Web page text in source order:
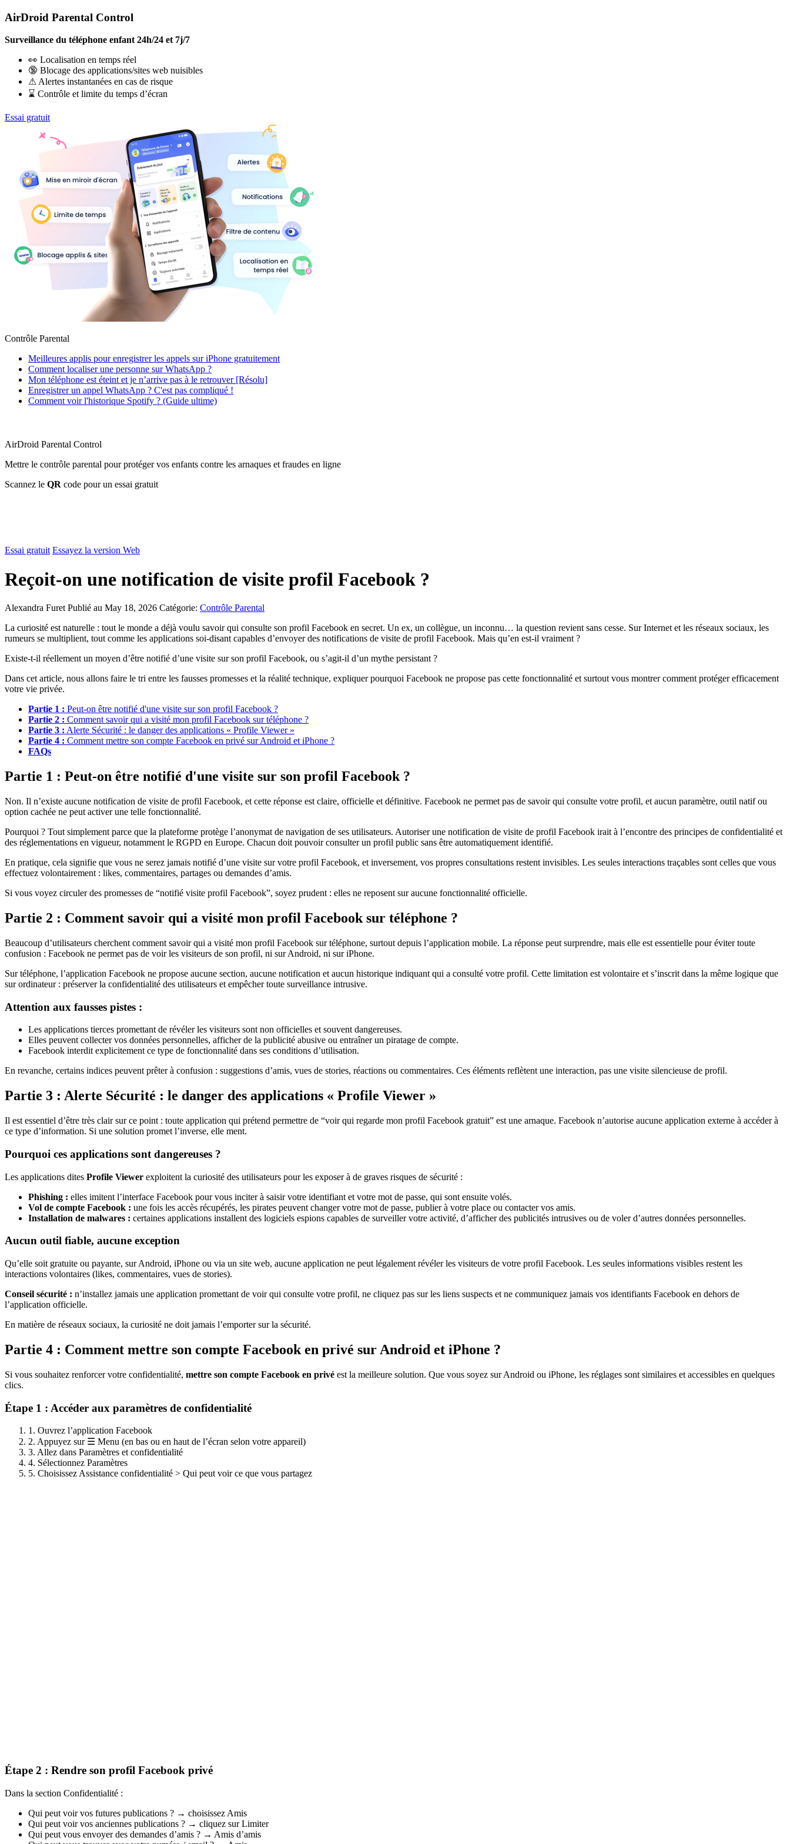
AirDroid Parental Control
Surveillance du téléphone enfant 24h/24 et 7j/7
👀 Localisation en temps réel
🔞 Blocage des applications/sites web nuisibles
⚠ Alertes instantanées en cas de risque
⌛ Contrôle et limite du temps d’écran
Essai gratuit
Contrôle Parental
Meilleures applis pour enregistrer les appels sur iPhone gratuitement
Comment localiser une personne sur WhatsApp ?
Mon téléphone est éteint et je n’arrive pas à le retrouver [Résolu]
Enregistrer un appel WhatsApp ? C'est pas compliqué !
Comment voir l'historique Spotify ? (Guide ultime)
AirDroid Parental Control
Mettre le contrôle parental pour protéger vos enfants contre les arnaques et fraudes en ligne
Scannez le QR code pour un essai gratuit
Essai gratuit Essayez la version Web
Reçoit-on une notification de visite profil Facebook ?
Alexandra Furet Publié au May 18, 2026 Catégorie: Contrôle Parental
La curiosité est naturelle : tout le monde a déjà voulu savoir qui consulte son profil Facebook en secret. Un ex, un collègue, un inconnu… la question revient sans cesse. Sur Internet et les réseaux sociaux, les
rumeurs se multiplient, tout comme les applications soi-disant capables d’envoyer des notifications de visite de profil Facebook. Mais qu’en est-il vraiment ?
Existe-t-il réellement un moyen d’être notifié d’une visite sur son profil Facebook, ou s’agit-il d’un mythe persistant ?
Dans cet article, nous allons faire le tri entre les fausses promesses et la réalité technique, expliquer pourquoi Facebook ne propose pas cette fonctionnalité et surtout vous montrer comment protéger efficacement
votre vie privée.
Partie 1 : Peut-on être notifié d'une visite sur son profil Facebook ?
Partie 2 : Comment savoir qui a visité mon profil Facebook sur téléphone ?
Partie 3 : Alerte Sécurité : le danger des applications « Profile Viewer »
Partie 4 : Comment mettre son compte Facebook en privé sur Android et iPhone ?
FAQs
Partie 1 : Peut-on être notifié d'une visite sur son profil Facebook ?
Non. Il n’existe aucune notification de visite de profil Facebook, et cette réponse est claire, officielle et définitive. Facebook ne permet pas de savoir qui consulte votre profil, et aucun paramètre, outil natif ou
option cachée ne peut activer une telle fonctionnalité.
Pourquoi ? Tout simplement parce que la plateforme protège l’anonymat de navigation de ses utilisateurs. Autoriser une notification de visite de profil Facebook irait à l’encontre des principes de confidentialité et
des réglementations en vigueur, notamment le RGPD en Europe. Chacun doit pouvoir consulter un profil public sans être automatiquement identifié.
En pratique, cela signifie que vous ne serez jamais notifié d’une visite sur votre profil Facebook, et inversement, vos propres consultations restent invisibles. Les seules interactions traçables sont celles que vous
effectuez volontairement : likes, commentaires, partages ou demandes d’amis.
Si vous voyez circuler des promesses de “notifié visite profil Facebook”, soyez prudent : elles ne reposent sur aucune fonctionnalité officielle.
Partie 2 : Comment savoir qui a visité mon profil Facebook sur téléphone ?
Beaucoup d’utilisateurs cherchent comment savoir qui a visité mon profil Facebook sur téléphone, surtout depuis l’application mobile. La réponse peut surprendre, mais elle est essentielle pour éviter toute
confusion : Facebook ne permet pas de voir les visiteurs de son profil, ni sur Android, ni sur iPhone.
Sur téléphone, l’application Facebook ne propose aucune section, aucune notification et aucun historique indiquant qui a consulté votre profil. Cette limitation est volontaire et s’inscrit dans la même logique que
sur ordinateur : préserver la confidentialité des utilisateurs et empêcher toute surveillance intrusive.
Attention aux fausses pistes :
Les applications tierces promettant de révéler les visiteurs sont non officielles et souvent dangereuses.
Elles peuvent collecter vos données personnelles, afficher de la publicité abusive ou entraîner un piratage de compte.
Facebook interdit explicitement ce type de fonctionnalité dans ses conditions d’utilisation.
En revanche, certains indices peuvent prêter à confusion : suggestions d’amis, vues de stories, réactions ou commentaires. Ces éléments reflètent une interaction, pas une visite silencieuse de profil.
Partie 3 : Alerte Sécurité : le danger des applications « Profile Viewer »
Il est essentiel d’être très clair sur ce point : toute application qui prétend permettre de “voir qui regarde mon profil Facebook gratuit” est une arnaque. Facebook n’autorise aucune application externe à accéder à
ce type d’information. Si une solution promet l’inverse, elle ment.
Pourquoi ces applications sont dangereuses ?
Les applications dites Profile Viewer exploitent la curiosité des utilisateurs pour les exposer à de graves risques de sécurité :
Phishing : elles imitent l’interface Facebook pour vous inciter à saisir votre identifiant et votre mot de passe, qui sont ensuite volés.
Vol de compte Facebook : une fois les accès récupérés, les pirates peuvent changer votre mot de passe, publier à votre place ou contacter vos amis.
Installation de malwares : certaines applications installent des logiciels espions capables de surveiller votre activité, d’afficher des publicités intrusives ou de voler d’autres données personnelles.
Aucun outil fiable, aucune exception
Qu’elle soit gratuite ou payante, sur Android, iPhone ou via un site web, aucune application ne peut légalement révéler les visiteurs de votre profil Facebook. Les seules informations visibles restent les
interactions volontaires (likes, commentaires, vues de stories).
Conseil sécurité : n’installez jamais une application promettant de voir qui consulte votre profil, ne cliquez pas sur les liens suspects et ne communiquez jamais vos identifiants Facebook en dehors de
l’application officielle.
En matière de réseaux sociaux, la curiosité ne doit jamais l’emporter sur la sécurité.
Partie 4 : Comment mettre son compte Facebook en privé sur Android et iPhone ?
Si vous souhaitez renforcer votre confidentialité, mettre son compte Facebook en privé est la meilleure solution. Que vous soyez sur Android ou iPhone, les réglages sont similaires et accessibles en quelques
clics.
Étape 1 : Accéder aux paramètres de confidentialité
1. Ouvrez l’application Facebook
2. Appuyez sur ☰ Menu (en bas ou en haut de l’écran selon votre appareil)
3. Allez dans Paramètres et confidentialité
4. Sélectionnez Paramètres
5. Choisissez Assistance confidentialité > Qui peut voir ce que vous partagez
Étape 2 : Rendre son profil Facebook privé
Dans la section Confidentialité :
Qui peut voir vos futures publications ? → choisissez Amis
Qui peut voir vos anciennes publications ? → cliquez sur Limiter
Qui peut vous envoyer des demandes d’amis ? → Amis d’amis